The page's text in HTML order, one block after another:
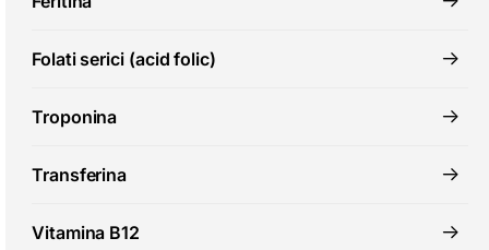
Folati serici (acid folic)
Troponina
Transferina
Vitamina B12